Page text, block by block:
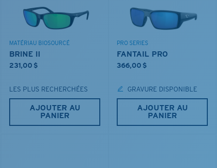
MATÉRIAU BIOSOURCÉ
BRINE II
231,00 $
LES PLUS RECHERCHÉES
AJOUTER AU
PANIER
PRO SERIES
FANTAIL PRO
366,00 $
GRAVURE DISPONIBLE
AJOUTER AU
PANIER